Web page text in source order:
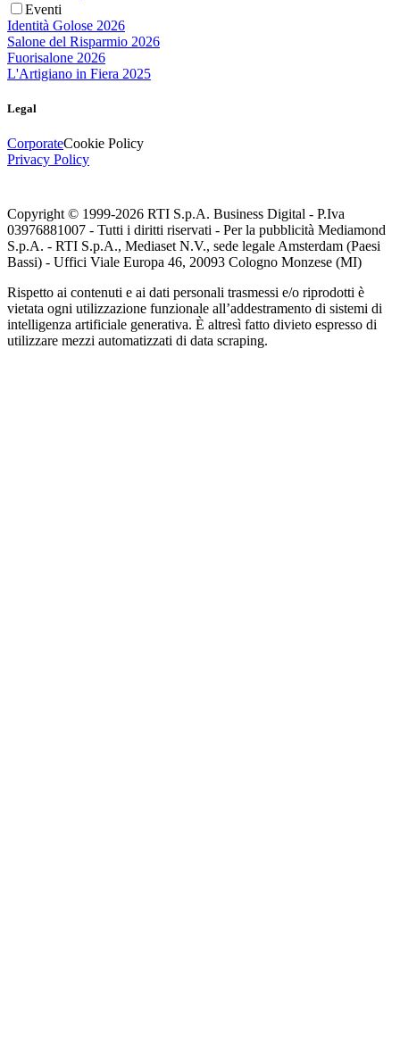
Eventi
Identità Golose 2026
Salone del Risparmio 2026
Fuorisalone 2026
L'Artigiano in Fiera 2025
Legal
CorporateCookie Policy
Privacy Policy
Copyright © 1999-2026 RTI S.p.A. Business Digital - P.Iva
03976881007 - Tutti i diritti riservati - Per la pubblicità Mediamond
S.p.A. - RTI S.p.A., Mediaset N.V., sede legale Amsterdam (Paesi
Bassi) - Uffici Viale Europa 46, 20093 Cologno Monzese (MI)
Rispetto ai contenuti e ai dati personali trasmessi e/o riprodotti è
vietata ogni utilizzazione funzionale all’addestramento di sistemi di
intelligenza artificiale generativa. È altresì fatto divieto espresso di
utilizzare mezzi automatizzati di data scraping.